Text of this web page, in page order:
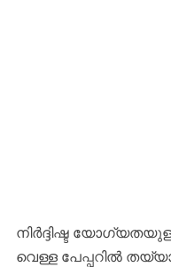
നിർദ്ദിഷ്ട
വെള്ള പേപ്പറിൽ